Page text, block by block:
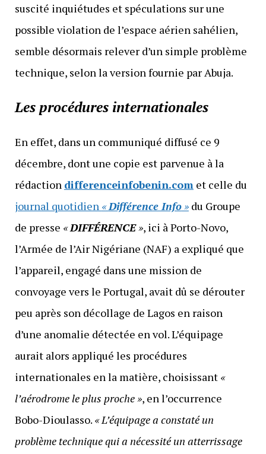
suscité inquiétudes et spéculations sur une
possible violation de l’espace aérien sahélien,
semble désormais relever d’un simple problème
technique, selon la version fournie par Abuja.
Les procédures internationales
En effet, dans un communiqué diffusé ce 9
décembre, dont une copie est parvenue à la
rédaction differenceinfobenin.com et celle du
journal quotidien «Différence Info»du Groupe
de presse «DIFFÉRENCE», ici à Porto-Novo,
l’Armée de l’Air Nigériane (NAF) a expliqué que
l’appareil, engagé dans une mission de
convoyage vers le Portugal, avait dû se dérouter
peu après son décollage de Lagos en raison
d’une anomalie détectée en vol. L’équipage
aurait alors appliqué les procédures
internationales en la matière, choisissant «
l’aérodrome le plus proche », en l’occurrence
Bobo-Dioulasso. « L’équipage a constaté un
problème technique qui a nécessité un atterrissage